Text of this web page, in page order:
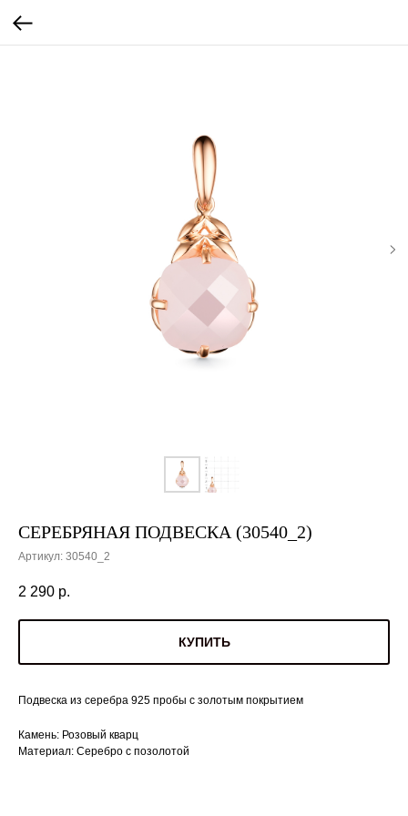
СЕРЕБРЯНАЯ ПОДВЕСКА (30540_2)
Артикул: 30540_2
2 290 р.
КУПИТЬ
Подвеска из серебра 925 пробы с золотым покрытием
Камень: Розовый кварц
Материал: Серебро с позолотой